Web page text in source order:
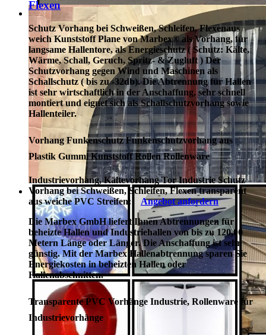
Flexen
Schutz Vorhang bei Schweißen, Schleifen, Flexenaus
weich Kunststoff Plane von Marbex® als Vorhang, für
langsame Hallentore, als Energieschutz (Schutz:Kälte,
Wärme, Schall, Geruch, Spritz- & Zugluft ) Der
Schutzvorhang gegen Wind und Maschinen als
Schallschutz ( bis zu -32db). Die Abtrennung für Hallen
ist sehr wirtschaftlich in der Anschaffung, sehr schnell
montiert und eignet sich als Schallschutzvorhang sowie
Hallenteiler.
Vorhang Funkenschutz Funkenschutzvorhang aus
Plastik Gummi Kunststoff Rollen Rollenware
Industrievorhang, Kältevorhang Tor Industrie Schutz
Vorhang bei Schweißen, Schleifen, Flexen transparent
aus weiche PVC Streifen:
Angebot anfordern
Die Marbex GmbH liefert Ihnen Abtrennungen für
beheizte Hallen und Industriehallen von bis zu 120,00
Metern Länge oder Länger. Die Anschaffung ist sehr
günstig. Mit der Marbex Hallenabtrennung sparen Sie
Energiekosten in beheizten Hallen oder
Hallenabschnitten.
Transparente PVC Vorhänge Industrie, Rollenware für
Industrievorhänge